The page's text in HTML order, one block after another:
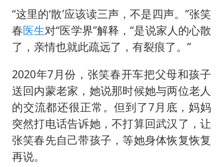
“这里的‘散’应该读三声，不是四声。”张笑
春医生对“医学界”解释，“是说家人的心散
了，亲情也就此疏远了，有裂痕了。”
2020年7月份，张笑春开车把父母和孩子
送回内蒙老家，她说那时候她与两位老人
的交流都还很正常。但到了7月底，妈妈
突然打电话告诉她，不打算回武汉了，让
张笑春先自己带孩子，等她身体恢复恢复
再说。